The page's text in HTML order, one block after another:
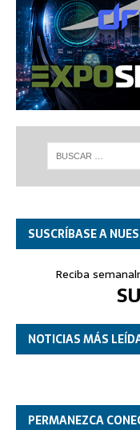
SUSCRÍBASE A
Reciba
NOTICIAS MÁS
PERMANEZCA